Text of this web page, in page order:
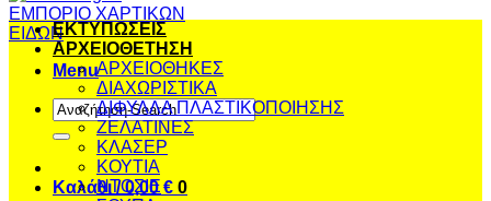
Menu
Αναζήτηση
για:
Καλάθι /0,00€ 0
ΕΚΤΥΠΩΣΕΙΣ
ΑΡΧΕΙΟΘΕΤΗΣΗ
ΑΡΧΕΙΟΘΗΚΕΣ
ΔΙΑΧΩΡΙΣΤΙΚΑ
ΔΙΦΥΛΛΑ ΠΛΑΣΤΙΚΟΠΟΙΗΣΗΣ
ΖΕΛΑΤΙΝΕΣ
ΚΛΑΣΕΡ
ΚΟΥΤΙΑ
ΝΤΟΣΙΕ